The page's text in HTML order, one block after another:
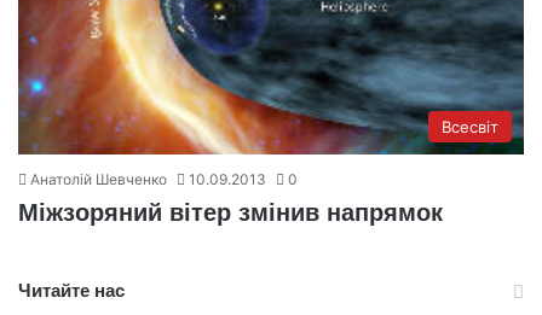
Всесвіт
Анатолій Шевченко 10.09.2013 0
Міжзоряний вітер змінив напрямок
Читайте нас